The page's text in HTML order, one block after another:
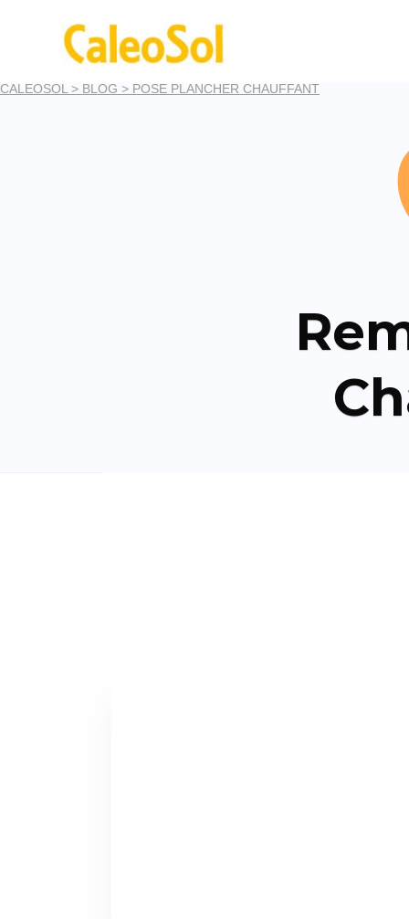
CALEOSOL > BLOG > POSE PLANCHER CHAUFFANT